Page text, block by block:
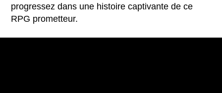
progressez dans une histoire captivante de ce
RPG prometteur.